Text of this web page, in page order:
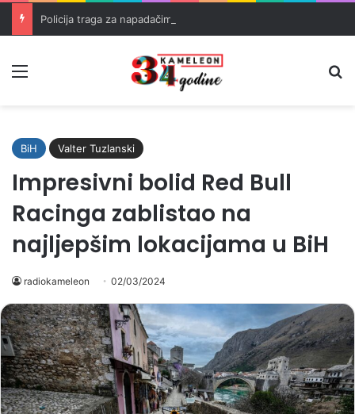
Policija traga za napadačima nakon pucnjave u Brčkom
BiH Valter Tuzlanski
Impresivni bolid Red Bull
Racinga zablistao na
najljepšim lokacijama u BiH
radiokameleon 02/03/2024